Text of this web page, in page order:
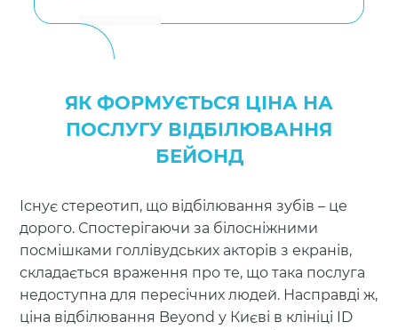
ЯК ФОРМУЄТЬСЯ ЦІНА НА
ПОСЛУГУ ВІДБІЛЮВАННЯ
БЕЙОНД
Існує стереотип, що відбілювання зубів – це
дорого. Спостерігаючи за білосніжними
посмішками голлівудських акторів з екранів,
складається враження про те, що така послуга
недоступна для пересічних людей. Насправді ж,
ціна відбілювання Beyond у Києві в клініці ID